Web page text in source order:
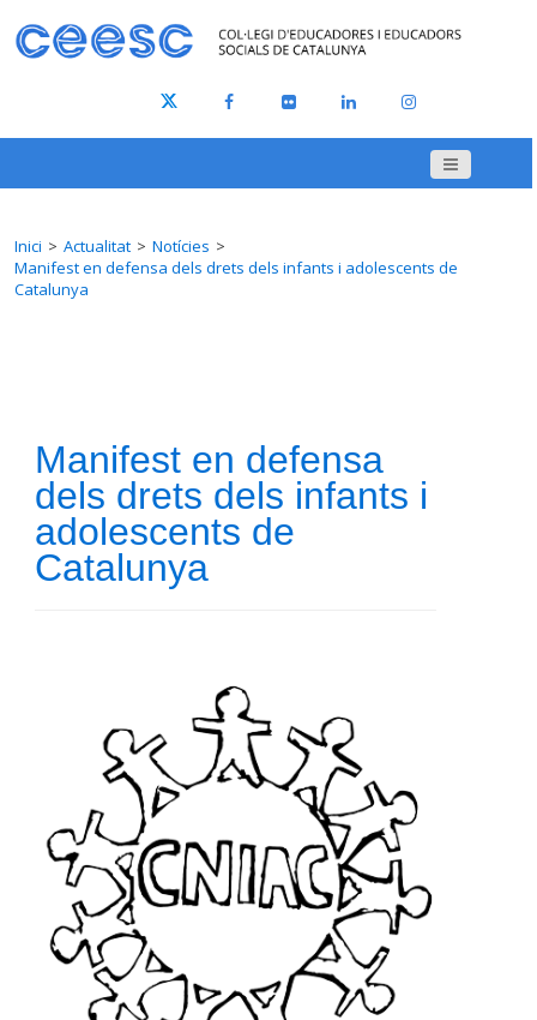
Inici Actualitat
Notícies
Manifest en defensa dels drets dels infants i adolescents de
Catalunya
Manifest en defensa
dels drets dels infants i
adolescents de
Catalunya